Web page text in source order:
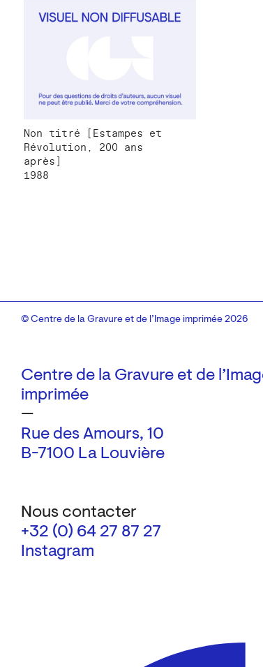
Non titré [Estampes et
Révolution, 200 ans
après]
1988
Centre de la Gravure et de
imprimée
—
Rue des Amours, 10
B-7100 La Louvière
Nous contacter
+32 (0) 64 27 87 27
Instagram
© Centre de la Gravure et de l’Image imprimée 2026